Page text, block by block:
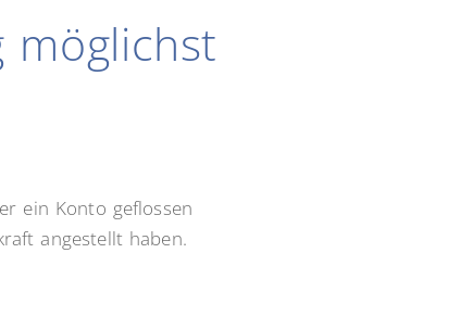
möglichst
ein Konto geflossen
angestellt haben.